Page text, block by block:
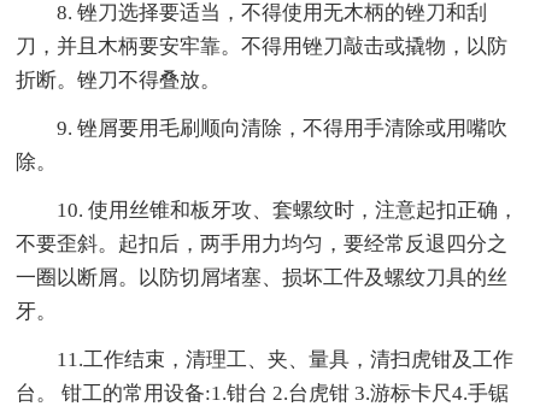
8. 锉刀选择要适当，不得使用无木柄的锉刀和刮
刀，并且木柄要安牢靠。不得用锉刀敲击或撬物，以防
折断。锉刀不得叠放。
9. 锉屑要用毛刷顺向清除，不得用手清除或用嘴吹
除。
10. 使用丝锥和板牙攻、套螺纹时，注意起扣正确，
不要歪斜。起扣后，两手用力均匀，要经常反退四分之
一圈以断屑。以防切屑堵塞、损坏工件及螺纹刀具的丝
牙。
11.工作结束，清理工、夹、量具，清扫虎钳及工作
台。 钳工的常用设备:1.钳台 2.台虎钳 3.游标卡尺4.手锯